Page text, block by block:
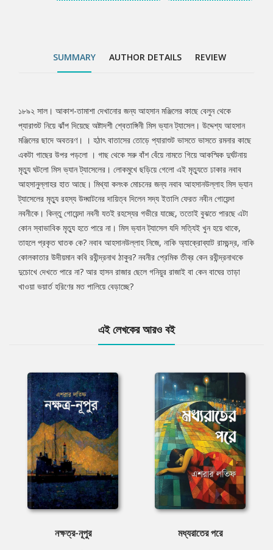
নবনীর প্রেমিক তীব্র কেন রবীন্দ্রনাথকে দুচোখে দেখতে পারে না? আর হাসন
SUMMARY AUTHOR DETAILS REVIEW
Tab
Article
১৮৯২ সাল। আকাশ-তামাশা দেখানোর জন্য আহসান মঞ্জিলের কাছে বেলুন থেকে
প্যারাশুট নিয়ে ঝাঁপ দিয়েছে অষ্টাদশী শ্বেতাঙ্গিনী মিস ভ্যান ট্যাসেল। উদ্দেশ্য আহসান
মঞ্জিলের ছাদে অবতরণ। । হঠাৎ বাতাসের তোড়ে প্যারাশুট ভাসতে ভাসতে রমনার কাছে
একটা গাছের উপর পড়লো । গাছ থেকে সরু বাঁশ বেঁয়ে নামতে গিয়ে আকস্মিক দুর্ঘটনায়
মৃত্যু ঘটলো মিস ভ্যান ট্যাসেলের। লোকমুখে ছড়িয়ে গেলো এই মৃত্যুতে ঢাকার নবাব
আহসানুল্লাহর হাত আছে। মিথ্যা কলংক মোচনের জন্য নবাব আহসানউল্লাহ মিস ভ্যান
ট্যাসেলের মৃত্যু রহস্য উদ্ঘাটনের দায়িত্ব দিলেন সদ্য ইতালি ফেরত নবীন গোয়েন্দা
নবনীকে। কিন্তু গোয়েন্দা নবনী যতই রহস্যের গভীরে যাচ্ছে, ততোই বুঝতে পারছে এটা
কোন স্বাভাবিক মৃত্যু হতে পারে না। মিস ভ্যান ট্যাসেল যদি সত্যিই খুন হয়ে থাকে,
তাহলে প্রকৃত ঘাতক কে? নবাব আহসানউল্লাহ নিজে, নাকি অ্যাক্রোব্যাট রামচন্দ্র, নাকি
কোলকাতার উদীয়মান কবি রবীন্দ্রনাথ ঠাকুর? নবনীর প্রেমিক তীব্র কেন রবীন্দ্রনাথকে
দুচোখে দেখতে পারে না? আর হাসন রাজার ছেলে গনিয়ুর রাজাই বা কেন বাঘের তাড়া
খাওয়া ভয়ার্ত হরিণের মত পালিয়ে বেড়াচ্ছে?
এই লেখকের আরও বই
নক্ষত্র-নূপুর মধ্যরাতের পরে